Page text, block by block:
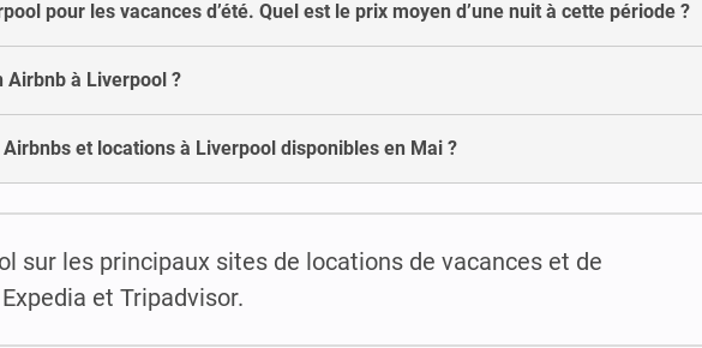
pour les vacances d’été. Quel est le prix moyen d’une nuit à cette période ?
Airbnb à Liverpool ?
et locations à Liverpool disponibles en Mai ?
sur les principaux sites de locations de vacances et de
et Tripadvisor.